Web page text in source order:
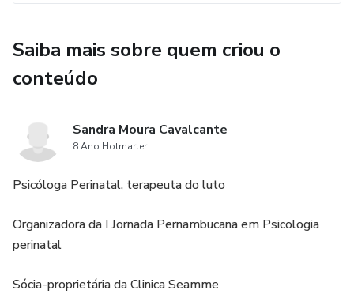
Saiba mais sobre quem criou o
conteúdo
Sandra Moura Cavalcante
8 Ano Hotmarter
Psicóloga Perinatal, terapeuta do luto
Organizadora da I Jornada Pernambucana em Psicologia
perinatal
Sócia-proprietária da Clinica Seamme